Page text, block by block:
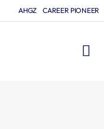
AHGZ CAREER PIONEER